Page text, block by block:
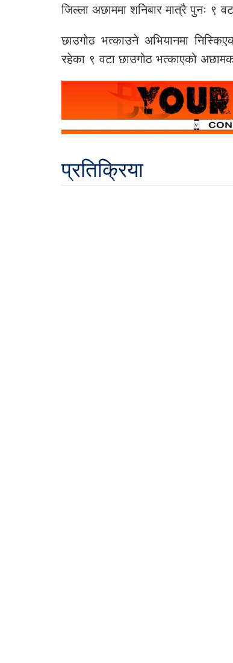
जिल्ला अछाममा शनिबार मात्रै पुनः ९
छाउगोठ भत्काउने अभियानमा
रहेका ९ वटा छाउगोठ भत्काएको
प्रतिक्रिया